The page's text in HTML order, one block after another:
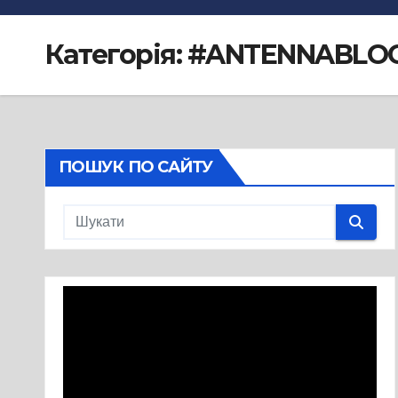
Категорія:
ПОШУК ПО САЙТУ